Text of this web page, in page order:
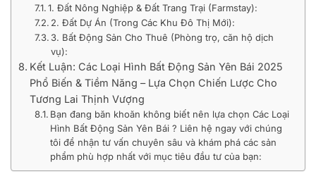
1. Đất Nông Nghiệp & Đất Trang Trại (Farmstay):
2. Đất Dự Án (Trong Các Khu Đô Thị Mới):
3. Bất Động Sản Cho Thuê (Phòng trọ, căn hộ dịch
vụ):
Kết Luận: Các Loại Hình Bất Động Sản Yên Bái 2025
Phổ Biến & Tiềm Năng – Lựa Chọn Chiến Lược Cho
Tương Lai Thịnh Vượng
Bạn đang băn khoăn không biết nên lựa chọn Các Loại
Hình Bất Động Sản Yên Bái ? Liên hệ ngay với chúng
tôi để nhận tư vấn chuyên sâu và khám phá các sản
phẩm phù hợp nhất với mục tiêu đầu tư của bạn: